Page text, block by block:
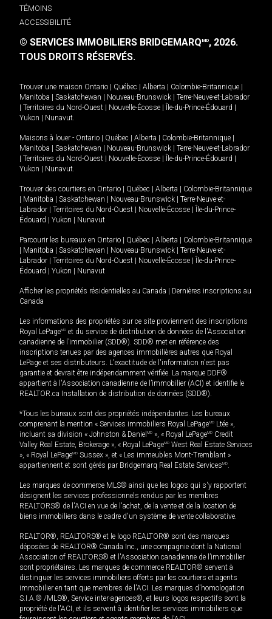
TÉMOINS
ACCESSIBILITÉ
© SERVICES IMMOBILIERS BRIDGEMARQMD, 2026.
TOUS DROITS RÉSERVÉS.
Trouver une maison Ontario Québec Alberta Colombie-Britannique
Manitoba
Saskatchewan Nouveau-Brunswick
Terre-Neuve-et-Labrador
Territoires du Nord-Ouest Nouvelle-Écosse Île-du-Prince-Édouard
Yukon
Nunavut.
Maisons à louer - Ontario Québec Alberta Colombie-Britannique
Manitoba
Saskatchewan Nouveau-Brunswick
Terre-Neuve-et-Labrador
Territoires du Nord-Ouest Nouvelle-Écosse Île-du-Prince-Édouard
Yukon
Nunavut.
Trouver des courtiers en Ontario Québec Alberta
Colombie-Britannique
Manitoba Saskatchewan Nouveau-Brunswick
Terre-Neuve-et-
Labrador
Territoires du Nord-Ouest Nouvelle-Écosse
Île-du-Prince-
Édouard
Yukon Nunavut
Parcourir les bureaux en Ontario Québec Alberta
Colombie-Britannique
Manitoba Saskatchewan Nouveau-Brunswick
Terre-Neuve-et-
Labrador
Territoires du Nord-Ouest Nouvelle-Écosse
Île-du-Prince-
Édouard
Yukon Nunavut
Afficher les propriétés résidentielles au Canada
Dernières inscriptions au
Canada
Les informations des propriétés sur ce site proviennent des inscriptions
Royal LePageMD et du service de distribution de données de l'Association
canadienne de l’immobilier (SDD®). SDD® met en référence des
inscriptions tenues par des agences immobilières autres que Royal
LePage et ses distributeurs. L'exactitude de l'information n'est pas
garantie et devrait être indépendamment vérifiée. La marque DDF®
appartient à l'Association canadienne de l’immobilier (ACI) et identifie le
REALTOR.ca Installation de distribution de données (SDD®).
*Tous les bureaux sont des propriétés indépendantes. Les bureaux
comprenant la mention « Services immobiliers Royal LePageMD Ltée »,
incluant sa division « Johnston & Daniel MD », « Royal LePageMD Credit
Valley Real Estate, Brokerage », « Royal LePageMD West Real Estate Services
», « Royal LePageMD Sussex », et « Les immeubles Mont-Tremblant »
appartiennent et sont gérés par Bridgemarq Real Estate ServicesMD.
Les marques de commerce MLS® ainsi que les logos qui s'y rapportent
désignent les services professionnels rendus par les membres
REALTORS® de l'ACI en vue de l'achat, de la vente et de la location de
biens immobiliers dans le cadre d'un système de vente collaborative.
REALTOR®, REALTORS® et le logo REALTOR® sont des marques
déposées de REALTOR® Canada Inc., une compagnie dont la National
Association of REALTORS® et l'Association canadienne de l’immobilier
sont propriétaires. Les marques de commerce REALTOR® servent à
distinguer les services immobiliers offerts par les courtiers et agents
immobilier en tant que membres de l'ACI. Les marques d'homologation
S.I.A.® /MLS®, Service inter-agences®, et leurs logos respectifs sont la
propriété de l'ACI, et ils servent à identifier les services immobiliers que